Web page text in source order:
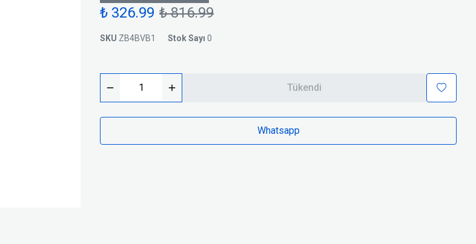
₺ 326.99 ₺ 816.99
SKU ZB4BVB1 Stok Sayı 0
Tükendi
Whatsapp